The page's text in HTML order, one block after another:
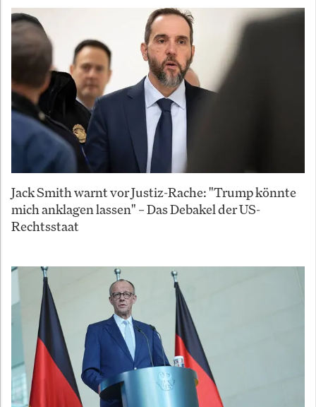
Jack Smith warnt vor Justiz-Rache: "Trump könnte
mich anklagen lassen" – Das Debakel der US-
Rechtsstaat